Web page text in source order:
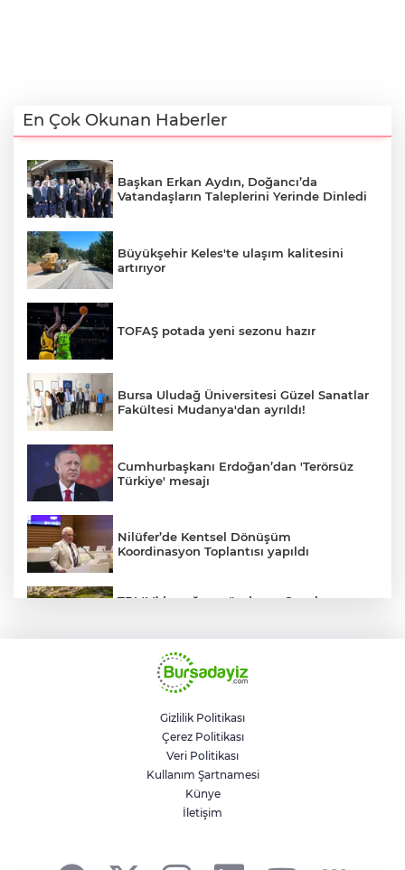
En Çok Okunan Haberler
Başkan Erkan Aydın, Doğancı’da
Vatandaşların Taleplerini Yerinde Dinledi
Büyükşehir Keles'te ulaşım kalitesini
artırıyor
TOFAŞ potada yeni sezonu hazır
Bursa Uludağ Üniversitesi Güzel Sanatlar
Fakültesi Mudanya'dan ayrıldı!
Cumhurbaşkanı Erdoğan’dan 'Terörsüz
Türkiye' mesajı
Nilüfer’de Kentsel Dönüşüm
Koordinasyon Toplantısı yapıldı
TBMM’de yoğun gündem... Çocuk
BUSKİ'den su tarifeleri açıklaması... Aylık
güncelleme yeni zam uygulaması değil
Geleceğin milli kaykaycıları
Osmangazi’de yarışıyor
Gizlilik Politikası
Çerez Politikası
Veri Politikası
Kullanım Şartnamesi
Künye
İletişim